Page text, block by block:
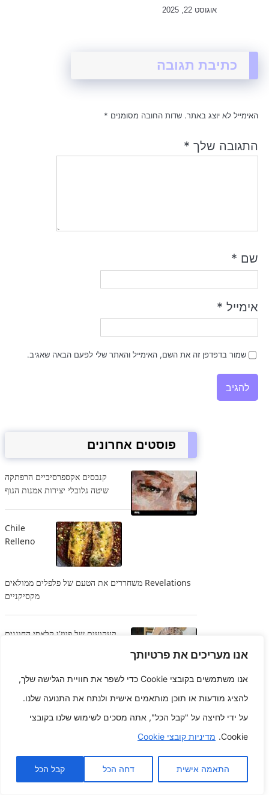
אנו מעריכים את פרטיותך
אנו משתמשים בקובצי Cookie כדי לשפר את חוויית הגלישה שלך,
להציג מודעות או תוכן מותאמים אישית ולנתח את התנועה שלנו.
על ידי לחיצה על "קבל הכל", אתה מסכים לשימוש שלנו בקובצי
Cookie. מדיניות קובצי Cookie
התאמה אישית דחה הכל קבל הכל
אוגוסט 22, 2025
כתיבת תגובה
האימייל לא יוצג באתר. שדות החובה מסומנים *
התגובה שלך *
שם *
אימייל *
שמור בדפדפן זה את השם, האימייל והאתר שלי לפעם הבאה שאגיב.
פוסטים אחרונים
קנבסים אקספרסיביים הרפתקה
שיטה גלובלי יצירות אמנות הגוף
Chile
Relleno
Revelations משחררים את הטעם של פלפלים ממולאים
מקסיקניים
קעקועים של פיוז'ן קלאסי החוגגים
לחישות
אומנות
קטנים בפרק